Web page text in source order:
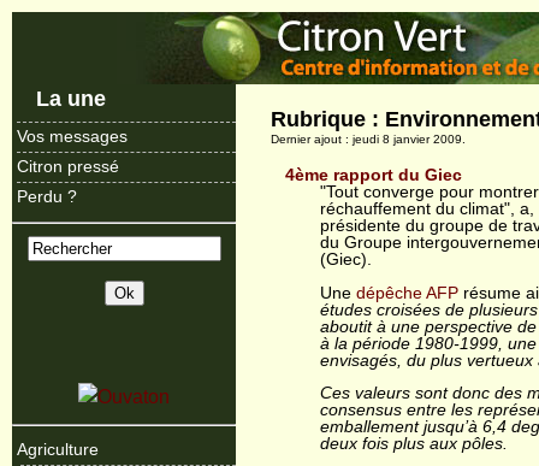
La une
Vos messages
Citron pressé
Perdu ?
Agriculture
Rubrique :
Dernier ajout : jeudi 8 janvier 2009.
4ème rapport du Giec
"Tout converge pour
réchauffement du climat",
présidente du groupe de
du Groupe
(Giec).
Unedépêche AFP résume
études croisées de
aboutit à une perspective
à la période 1980-1999,
envisagés, du plus
Ces valeurs sont donc des
consensus entre les
emballement jusqu’à 6,4
deux fois plus aux pôles.